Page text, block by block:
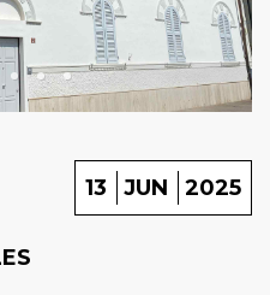
13 JUN 2025